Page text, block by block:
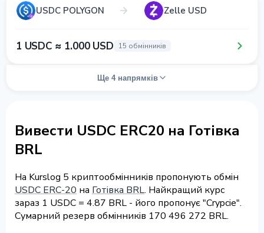
USDC POLYGON Zelle USD
1 USDC ≈ 1.000 USD 15 обмінників
Ще 4 напрямків
Вивести USDC ERC20 на Готівка
BRL
На Kurslog 5 криптообмінників пропонують обмін
USDC ERC-20 на Готівка BRL. Найкращий курс
зараз 1 USDC = 4.87 BRL - його пропонує "Crypcie".
Сумарний резерв обмінників 170 496 272 BRL.